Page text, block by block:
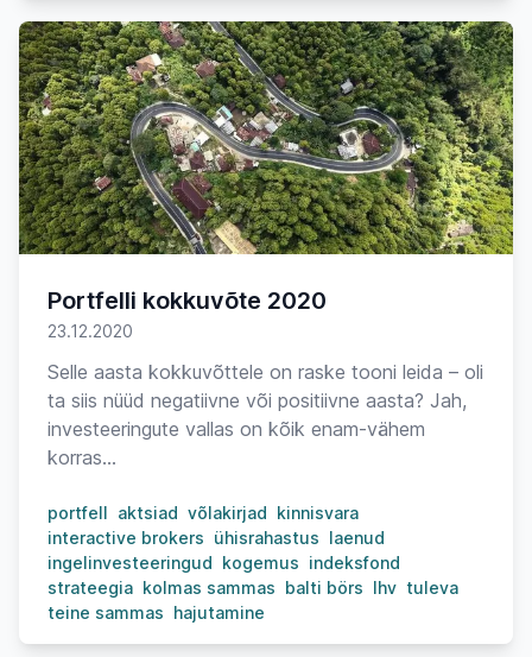
Portfelli kokkuvõte 2020
23.12.2020
Selle aasta kokkuvõttele on raske tooni leida – oli
ta siis nüüd negatiivne või positiivne aasta? Jah,
investeeringute vallas on kõik enam-vähem
korras...
portfell aktsiad võlakirjad
kinnisvara
interactive brokers ühisrahastus
laenud
ingelinvesteeringud
kogemus indeksfond
strateegia kolmas sammas balti börs lhv tuleva
teine sammas
hajutamine